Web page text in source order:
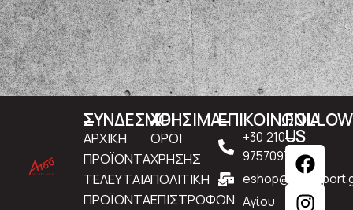
ΣΥΝΔΕΣΜΟΙ
ΑΡΧΙΚΗ
ΠΡΟΪΟΝΤΑ
ΤΕΛΕΥΤΑΙΑ
ΠΡΟΪΟΝΤΑ
ΧΡΗΣΙΜΑ
ΟΡΟΙ
ΧΡΗΣΗΣ
ΠΟΛΙΤΙΚΗ
ΕΠΙΣΤΡΟΦΩΝ
ΕΠΙΚΟΙΝΩΝΙΑ
+30 210
9757097
Αγίου
FOLLOW
US